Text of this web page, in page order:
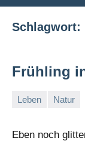
Schlagwort:
Frühling
Leben Natur
Eben noch